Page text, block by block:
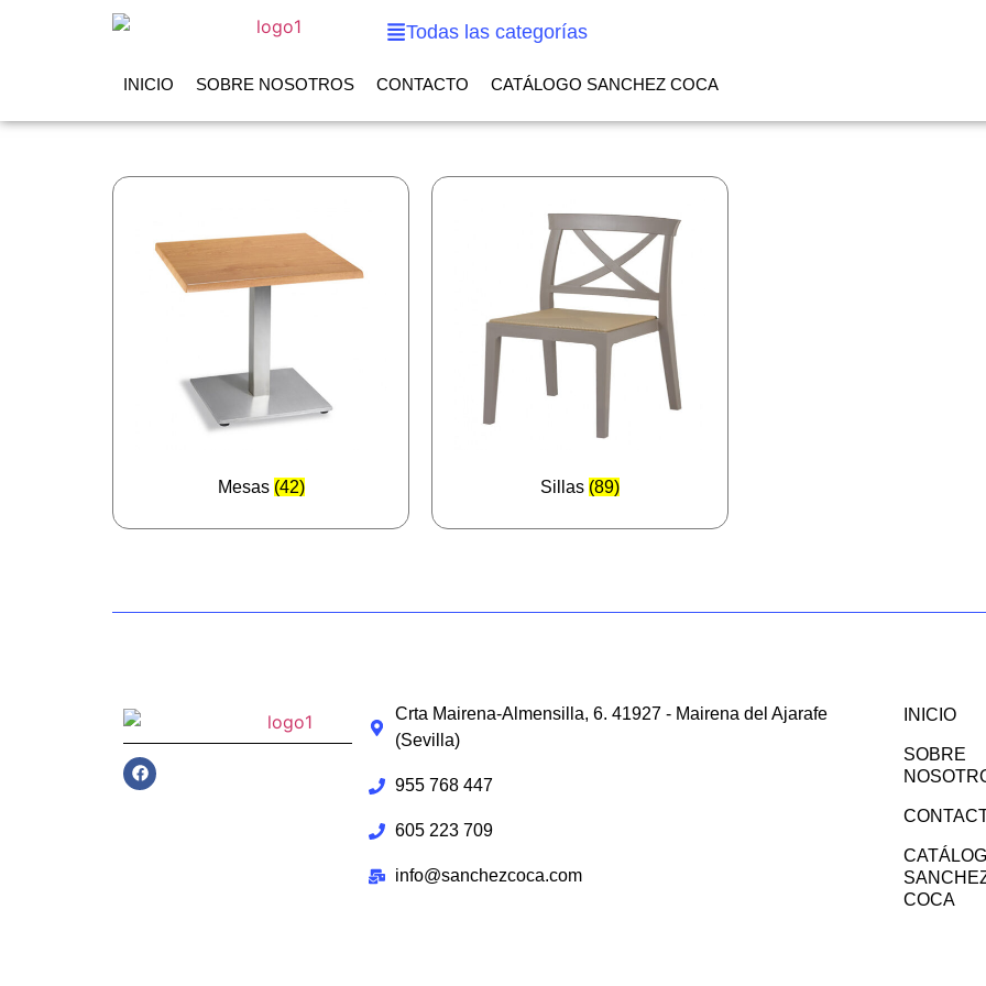
Todas las categorías
INICIO SOBRE NOSOTROS CONTACTO CATÁLOGO SANCHEZ COCA
Mesas (42) Sillas (89)
Crta Mairena-Almensilla, 6. 41927 - Mairena del Ajarafe
(Sevilla)
955 768 447
605 223 709
info@sanchezcoca.com
INICIO
SOBRE
COCA